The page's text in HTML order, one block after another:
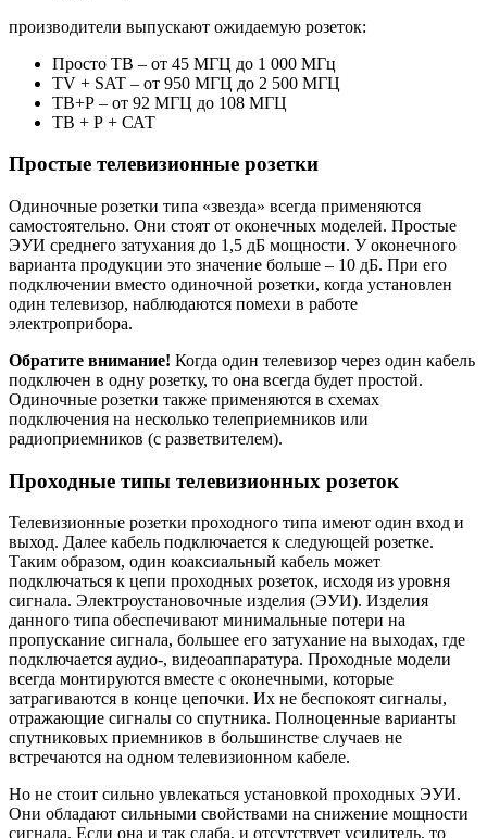
производители выпускают ожидаемую розеток:
Просто ТВ – от 45 МГЦ до 1 000 МГц
TV + SAT – от 950 МГЦ до 2 500 МГЦ
ТВ+Р – от 92 МГЦ до 108 МГЦ
ТВ + Р + САТ
Простые телевизионные розетки
Одиночные розетки типа «звезда» всегда применяются
самостоятельно. Они стоят от оконечных моделей. Простые
ЭУИ среднего затухания до 1,5 дБ мощности. У оконечного
варианта продукции это значение больше – 10 дБ. При его
подключении вместо одиночной розетки, когда установлен
один телевизор, наблюдаются помехи в работе
электроприбора.
Обратите внимание! Когда один телевизор через один кабель
подключен в одну розетку, то она всегда будет простой.
Одиночные розетки также применяются в схемах
подключения на несколько телеприемников или
радиоприемников (с разветвителем).
Проходные типы телевизионных розеток
Телевизионные розетки проходного типа имеют один вход и
выход. Далее кабель подключается к следующей розетке.
Таким образом, один коаксиальный кабель может
подключаться к цепи проходных розеток, исходя из уровня
сигнала. Электроустановочные изделия (ЭУИ). Изделия
данного типа обеспечивают минимальные потери на
пропускание сигнала, большее его затухание на выходах, где
подключается аудио-, видеоаппаратура. Проходные модели
всегда монтируются вместе с оконечными, которые
затрагиваются в конце цепочки. Их не беспокоят сигналы,
отражающие сигналы со спутника. Полноценные варианты
спутниковых приемников в большинстве случаев не
встречаются на одном телевизионном кабеле.
Но не стоит сильно увлекаться установкой проходных ЭУИ.
Они обладают сильными свойствами на снижение мощности
сигнала. Если она и так слаба, и отсутствует усилитель, то